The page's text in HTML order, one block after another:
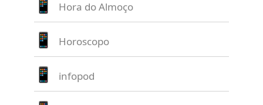
Hora do Almoço
Horoscopo
infopod